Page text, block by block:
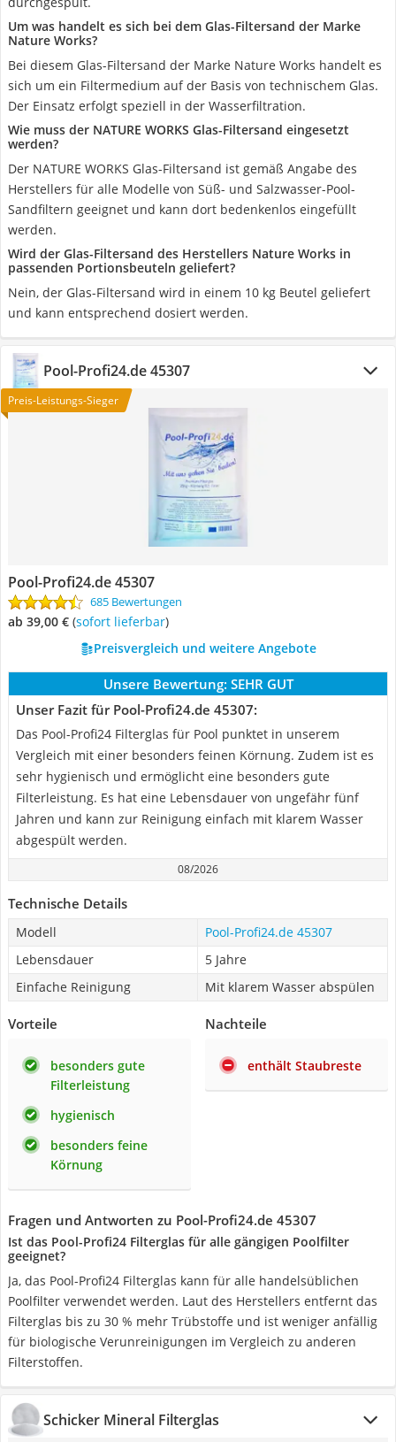
Um was handelt es sich bei dem Glas-Filtersand der Marke
Nature Works?
Bei diesem Glas-Filtersand der Marke Nature Works handelt es
sich um ein Filtermedium auf der Basis von technischem Glas.
Der Einsatz erfolgt speziell in der Wasserfiltration.
Wie muss der NATURE WORKS Glas-Filtersand eingesetzt
werden?
Der NATURE WORKS Glas-Filtersand ist gemäß Angabe des
Herstellers für alle Modelle von Süß- und Salzwasser-Pool-
Sandfiltern geeignet und kann dort bedenkenlos eingefüllt
werden.
Wird der Glas-Filtersand des Herstellers Nature Works in
passenden Portionsbeuteln geliefert?
Nein, der Glas-Filtersand wird in einem 10 kg Beutel geliefert
und kann entsprechend dosiert werden.
Pool-Profi24.de 45307
Preis-Leistungs-Sieger
Pool-Profi24.de 45307
685 Bewertungen
ab 39,00 € ( Sofort lieferbar)
Preisvergleich und weitere Angebote
Unsere Bewertung: SEHR GUT
Unser Fazit für Pool-Profi24.de 45307:
Das Pool-Profi24 Filterglas für Pool punktet in unserem
Vergleich mit einer besonders feinen Körnung. Zudem ist es
sehr hygienisch und ermöglicht eine besonders gute
Filterleistung. Es hat eine Lebensdauer von ungefähr fünf
Jahren und kann zur Reinigung einfach mit klarem Wasser
abgespült werden.
08/2026
Technische Details
Modell
Pool-Profi24.de 45307
Lebensdauer
5 Jahre
Einfache Reinigung
Mit klarem Wasser abspülen
Vorteile
besonders gute
Filterleistung
hygienisch
besonders feine
Körnung
Nachteile
enthält Staubreste
Fragen und Antworten zu Pool-Profi24.de 45307
Ist das Pool-Profi24 Filterglas für alle gängigen Poolfilter
geeignet?
Ja, das Pool-Profi24 Filterglas kann für alle handelsüblichen
Poolfilter verwendet werden. Laut des Herstellers entfernt das
Filterglas bis zu 30 % mehr Trübstoffe und ist weniger anfällig
für biologische Verunreinigungen im Vergleich zu anderen
Filterstoffen.
Schicker Mineral Filterglas